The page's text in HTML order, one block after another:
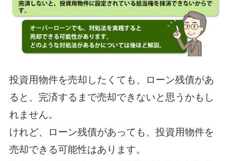
投資用物件を売却したくても、ローン残債があ
ると、完済するまで売却できないと思うかもし
れません。
けれど、ローン残債があっても、投資用物件を
売却できる可能性はあります。